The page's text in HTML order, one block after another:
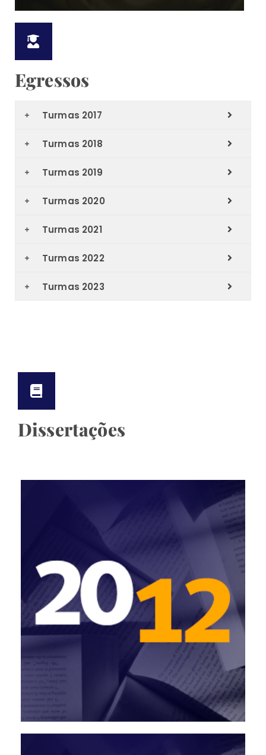
Egressos
Turmas 2017
Turmas 2018
Turmas 2019
Turmas 2020
Turmas 2021
Turmas 2022
Turmas 2023
Dissertações